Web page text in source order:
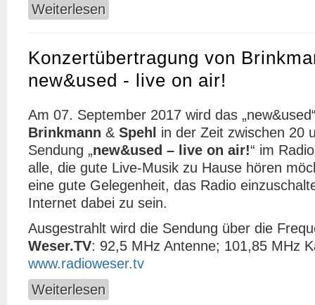
Weiterlesen
Konzertübertragung von
new&used - live on air!
Am 07. September 2017 wird das
Brinkmann & Spehl
in der Zeit zwischen 20
Sendung „new&used – live on air!“ im
alle, die gute Live-Musik zu Hause hören
eine gute Gelegenheit, das Radio
Internet dabei zu sein.
Ausgestrahlt wird die Sendung über die
Weser.TV: 92,5 MHz Antenne; 101,85 MHz
www.radioweser.tv
Weiterlesen